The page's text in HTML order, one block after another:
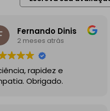
Fernando Dinis
2 meses atrás
rapidez e
Obrigado.